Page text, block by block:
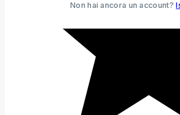
Non hai ancora un account?